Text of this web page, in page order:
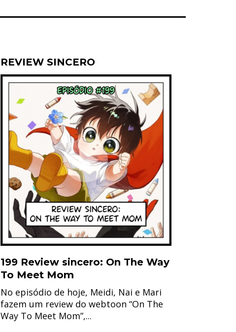
REVIEW SINCERO
199 Review sincero: On The Way
To Meet Mom
No episódio de hoje, Meidi, Nai e Mari
fazem um review do webtoon “On The
Way To Meet Mom”,...